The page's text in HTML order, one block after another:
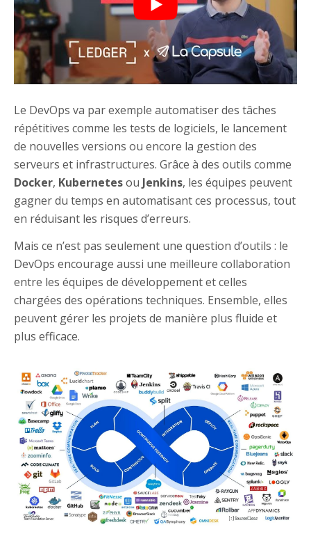
Le DevOps va par exemple automatiser des tâches
répétitives comme les tests de logiciels, le lancement
de nouvelles versions ou encore la gestion des
serveurs et infrastructures. Grâce à des outils comme
Docker, Kubernetesou Jenkins, les équipes peuvent
gagner du temps en automatisant ces processus, tout
en réduisant les risques d’erreurs.
Mais ce n’est pas seulement une question d’outils : le
DevOps encourage aussi une meilleure collaboration
entre les équipes de développement et celles
chargées des opérations techniques. Ensemble, elles
peuvent gérer les projets de manière plus fluide et
plus efficace.